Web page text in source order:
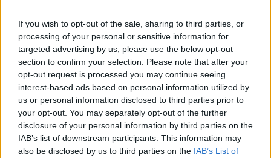
If you wish to opt-out of the sale, sharing to third parties, or
processing of your personal or sensitive information for
targeted advertising by us, please use the below opt-out
section to confirm your selection. Please note that after your
opt-out request is processed you may continue seeing
interest-based ads based on personal information utilized by
us or personal information disclosed to third parties prior to
your opt-out. You may separately opt-out of the further
disclosure of your personal information by third parties on the
IAB’s list of downstream participants. This information may
also be disclosed by us to third parties on the IAB’s List of
festa: “Invito tutti i cittadini a partecipare a
questa serata, che rappresenta un’altra
occasione per vivere insieme i nostri spazi
pubblici attraverso la cultura e la buona
musica.”